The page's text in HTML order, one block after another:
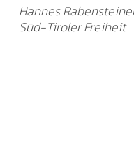
Hannes
Süd-Tiroler Freiheit